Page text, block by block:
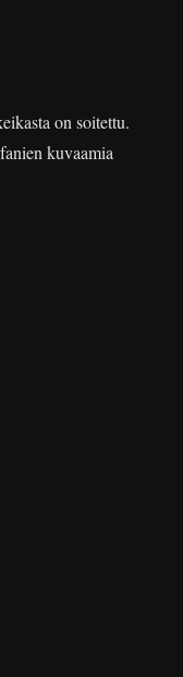
on soitettu.
kuvaamia